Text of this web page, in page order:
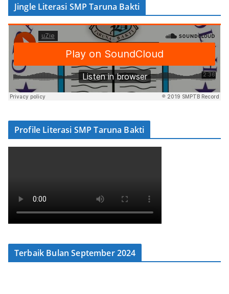
Jingle Literasi SMP Taruna Bakti
Profile Literasi SMP Taruna Bakti
Terbaik Bulan September 2024